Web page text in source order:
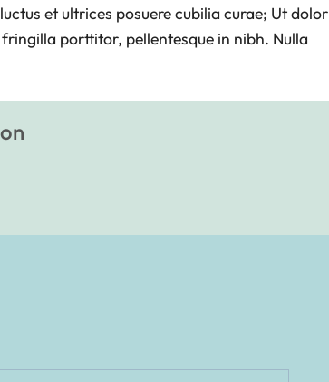
et ultrices posuere cubilia curae; Ut dolor
porttitor, pellentesque in nibh. Nulla